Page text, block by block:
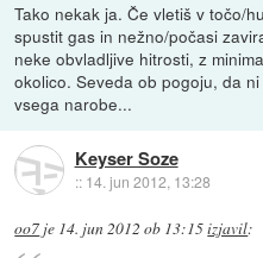
Tako nekak ja. Če vletiš v točo/
spustit gas in nežno/počasi
neke obvladljive hitrosti, z
okolico. Seveda ob pogoju, da
vsega narobe...
Keyser Soze
:: 14. jun 2012, 13:28
oo7 je 14. jun 2012 ob 13:15izjavil: